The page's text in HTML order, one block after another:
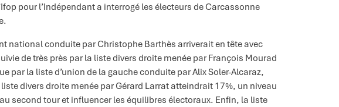
pour l’Indépendant a interrogé les électeurs de Carcassonne
national conduite par Christophe Barthès arriverait en tête avec
de très près par la liste divers droite menée par François Mourad
par la liste d’union de la gauche conduite par Alix Soler-Alcaraz,
divers droite menée par Gérard Larrat atteindrait 17%, un niveau
second tour et influencer les équilibres électoraux. Enfin, la liste